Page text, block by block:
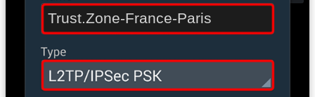
Trust.Zone-France-Paris